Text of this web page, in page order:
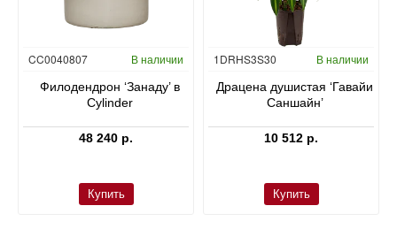
CC0040807 В наличии
Филодендрон ‘Занаду’ в
Cylinder
48 240 р.
Купить
Гидропоника
1DRHS3S30 В наличии
Драцена душистая ‘Гавайи
Саншайн’
10 512 р.
Купить